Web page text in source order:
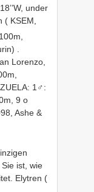
under
KSEM,
Lorenzo,
1♂:
9 o
Ashe &
ist, wie
Elytren (